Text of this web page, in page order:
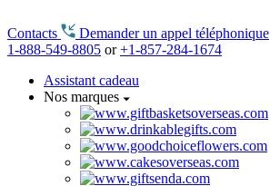
Contacts
Demander un appel téléphonique
1-888-549-8805 or+1-857-284-1674
Assistant cadeau
Nos marques